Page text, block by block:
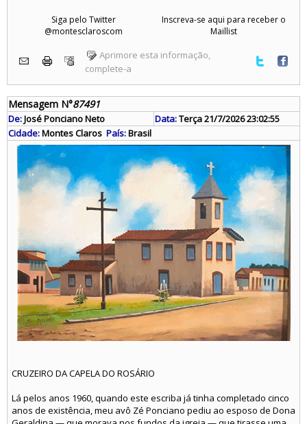
Siga pelo Twitter
@montesclaroscom
Inscreva-se aqui para receber o
Maillist
Aprimore esta informação,
complete-a
Mensagem N°87491
De:José Ponciano Neto Data:Terça 21/7/2026 23:02:55
Cidade:Montes Claros País:Brasil
CRUZEIRO DA CAPELA DO ROSÁRIO
Lá pelos anos 1960, quando este escriba já tinha completado cinco
anos de existência, meu avô Zé Ponciano pediu ao esposo de Dona